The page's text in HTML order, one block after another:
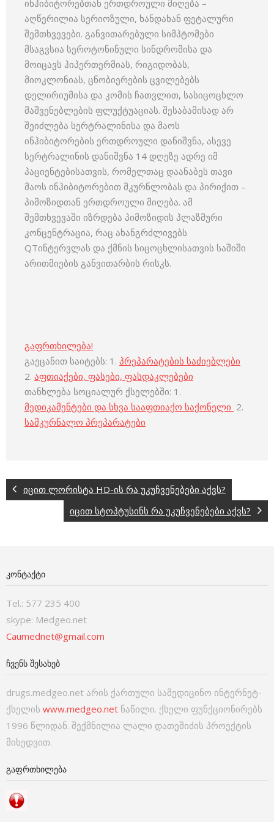
ინჰიბიტორებთან ერთდროული მიღება –
აღწერილია სერიოზული, ხანდახან ფეტალური
შემთხვევები. განვითარებული სიმპტომები
მსაგვსია სეროტონინული სინდრომისა და
მოიცავს ჰიპერთერმიას, რიგიდობას,
მიოკლონიას, ცნობიერების ცვილებებს
დელირიუმისა და კომის ჩათვლით, სასიცოცხლო
მაშვენებლების ფლუქტუაციას. შესაბამისად არ
შეიძლება სერტრალინისა და მაოს
ინჰიბიტორების ერთდროული დანიშვნა, ასევე
სერტრალინის დანიშვნა 14 დღეზე ადრე იმ
პაციენტებისათვის, რომელთაც დაანაბეს თავი
მაოს ინჰიბიტორებით მკურნლობას და პირიქით –
პიმოზიდთან ერთდროული მიღება. ამ
შემთხვევაში იზრდება პიმოზიდის პლაზმური
კონცენტრაცია, რაც ახანგრძლივებს
QTინტერვლას და ქმნის სიცოცხლისათვის საშიში
არითმიების განვითარბის რისკს.
გაფრთხილება!
გაეცანით საიტებს: 1. პრეპარატების საძიებლები
2. აფთიაქები, ფასები, ფასდაკლებები
თანხლება სოციალურ ქსელებში: 1.
მედიკამენტები და სხვა სააფთიაქო საქონელი 2.
სამკურნალო პრეპარატები
იცით ლორისტა НD-ის რა უკუჩვენებები აქვს?
იცით სტოპტუსინს რა უკუჩვენებები აქვს?
ᲙᲝᲜᲢᲐᲥᲢᲘ
Tel.: 577 235 400
skype: Medgeo.net
Caumednet@gmail.com
ᲩᲕᲔᲜᲡ ᲨᲔᲡᲐᲮᲔᲑ
drugs.medgeo.net არის ქართული სამედიცინო ინტერნეტ-
ქსელის www.medgeo.net ნაწილი. ქსელი ფუნქციონირებს
1996 წლიდან. შექმნილია ლალი დათეშიძის პროექტის
მიხედვით.
ᲒᲐᲤᲠᲗᲮᲘᲚᲔᲑᲐ